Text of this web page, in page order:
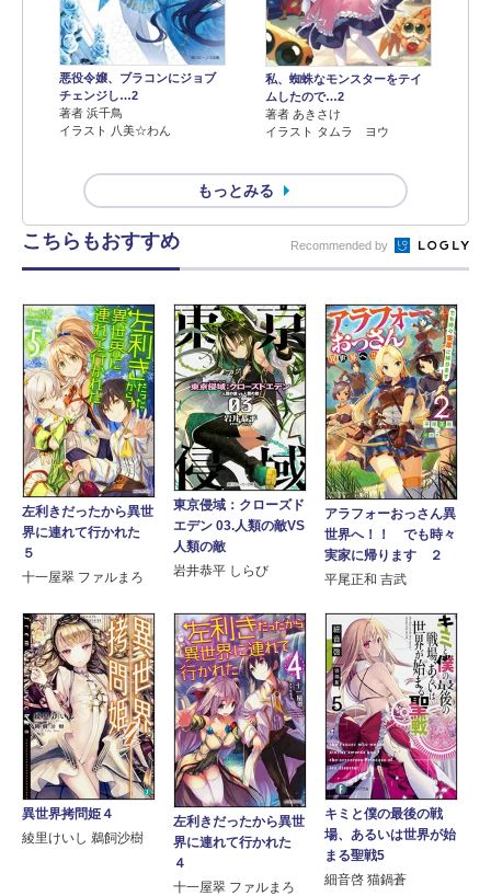
悪役令嬢、ブラコンにジョブ
チェンジし…2
著者 浜千鳥
イラスト 八美☆わん
私、蜘蛛なモンスターをテイ
ムしたので…2
著者 あきさけ
イラスト タムラ ヨウ
もっとみる
こちらもおすすめ Recommended by
左利きだったから異世
界に連れて行かれた
５
十一屋翠 ファルまろ
東京侵域：クローズド
エデン 03.人類の敵VS
人類の敵
岩井恭平 しらび
アラフォーおっさん異
世界へ！！ でも時々
実家に帰ります ２
平尾正和 吉武
異世界拷問姫４
綾里けいし 鵜飼沙樹
左利きだったから異世
界に連れて行かれた
４
十一屋翠 ファルまろ
キミと僕の最後の戦
場、あるいは世界が始
まる聖戦5
細音啓 猫鍋蒼